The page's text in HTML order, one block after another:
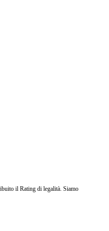
il Rating di legalità. Siamo